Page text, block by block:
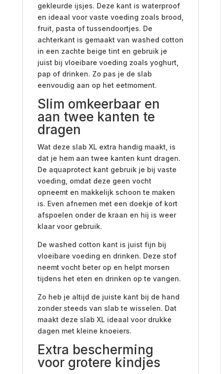
gekleurde ijsjes. Deze kant is waterproof
en ideaal voor vaste voeding zoals brood,
fruit, pasta of tussendoortjes. De
achterkant is gemaakt van washed cotton
in een zachte beige tint en gebruik je
juist bij vloeibare voeding zoals yoghurt,
pap of drinken. Zo pas je de slab
eenvoudig aan op het eetmoment.
Slim omkeerbaar en
aan twee kanten te
dragen
Wat deze slab XL extra handig maakt, is
dat je hem aan twee kanten kunt dragen.
De aquaprotect kant gebruik je bij vaste
voeding, omdat deze geen vocht
opneemt en makkelijk schoon te maken
is. Even afnemen met een doekje of kort
afspoelen onder de kraan en hij is weer
klaar voor gebruik.
De washed cotton kant is juist fijn bij
vloeibare voeding en drinken. Deze stof
neemt vocht beter op en helpt morsen
tijdens het eten en drinken op te vangen.
Zo heb je altijd de juiste kant bij de hand
zonder steeds van slab te wisselen. Dat
maakt deze slab XL ideaal voor drukke
dagen met kleine knoeiers.
Extra bescherming
voor grotere kindjes